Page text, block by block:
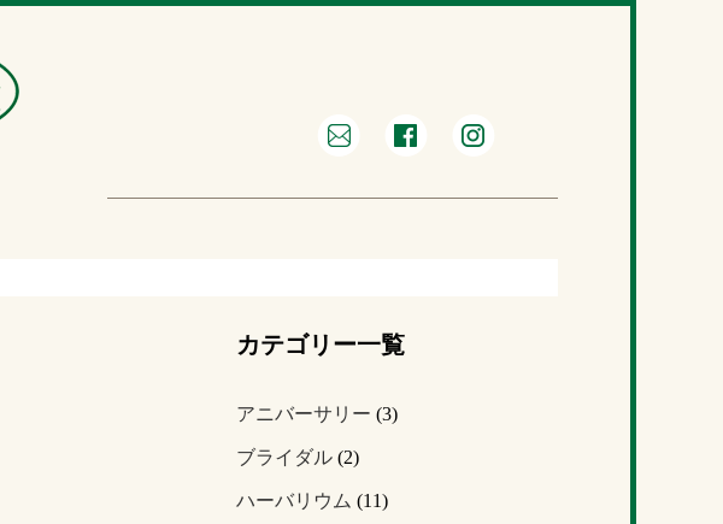
カテゴリー一覧
アニバーサリー (3)
ブライダル(2)
ハーバリウム (11)